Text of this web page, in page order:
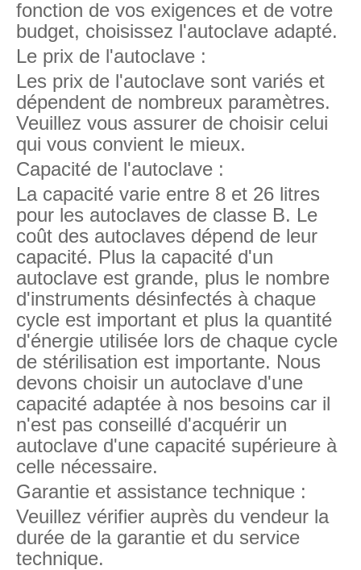
fonction de vos exigences et de votre
budget, choisissez l'autoclave adapté.
Le prix de l'autoclave :
Les prix de l'autoclave sont variés et
dépendent de nombreux paramètres.
Veuillez vous assurer de choisir celui
qui vous convient le mieux.
Capacité de l'autoclave :
La capacité varie entre 8 et 26 litres
pour les autoclaves de classe B. Le
coût des autoclaves dépend de leur
capacité. Plus la capacité d'un
autoclave est grande, plus le nombre
d'instruments désinfectés à chaque
cycle est important et plus la quantité
d'énergie utilisée lors de chaque cycle
de stérilisation est importante. Nous
devons choisir un autoclave d'une
capacité adaptée à nos besoins car il
n'est pas conseillé d'acquérir un
autoclave d'une capacité supérieure à
celle nécessaire.
Garantie et assistance technique :
Veuillez vérifier auprès du vendeur la
durée de la garantie et du service
technique.